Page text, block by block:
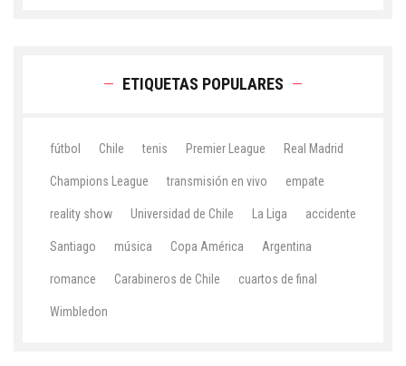
ETIQUETAS POPULARES
fútbol Chile tenis Premier League Real Madrid
Champions League transmisión en vivo empate
reality show Universidad de Chile La Liga accidente
Santiago música Copa América Argentina
romance Carabineros de Chile cuartos de final
Wimbledon